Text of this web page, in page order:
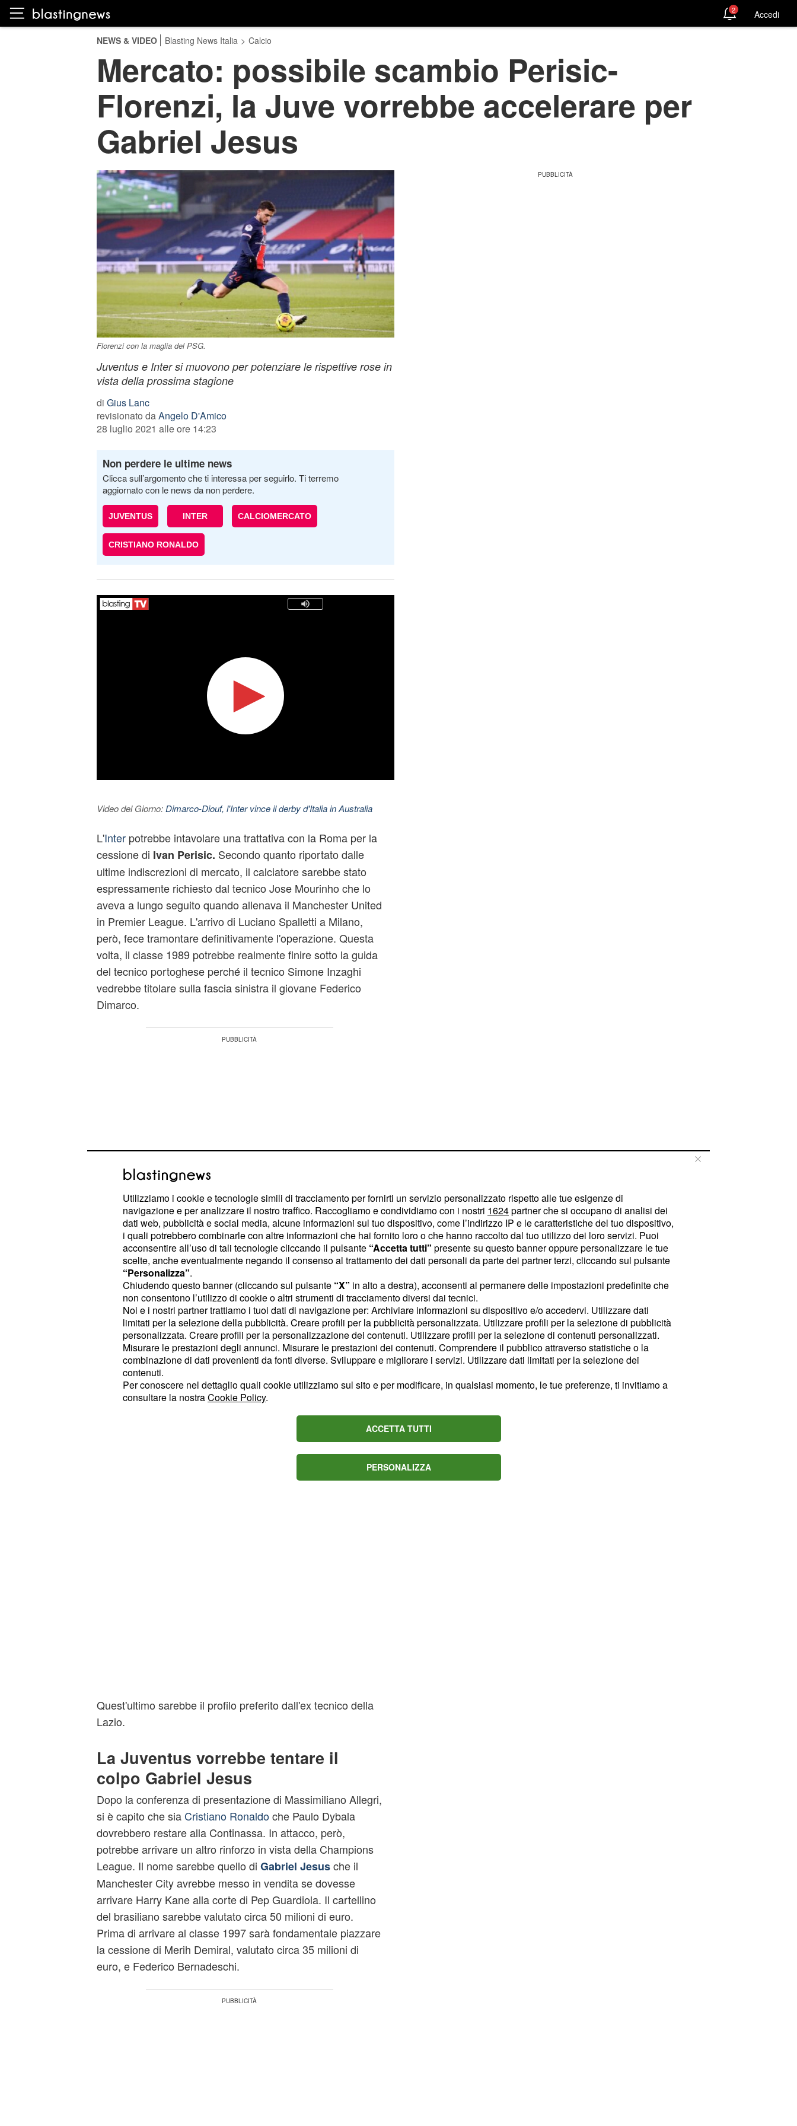
2 Accedi
NEWS & VIDEO Blasting News Italia > Calcio
Mercato: possibile scambio Perisic-
Florenzi, la Juve vorrebbe accelerare per
Gabriel Jesus
Florenzi con la maglia del PSG.
Juventus e Inter si muovono per potenziare le rispettive rose in
vista della prossima stagione
di Gius Lanc
revisionato daAngelo D'Amico
28 luglio 2021 alle ore 14:23
Non perdere le ultime news
Clicca sull’argomento che ti interessa per seguirlo. Ti terremo
aggiornato con le news da non perdere.
JUVENTUS INTER CALCIOMERCATO
CRISTIANO RONALDO
Video del Giorno: Dimarco-Diouf, l'Inter vince il derby d'Italia in Australia
L'Inter potrebbe intavolare una trattativa con la Roma per la
cessione di Ivan Perisic. Secondo quanto riportato dalle
ultime indiscrezioni di mercato, il calciatore sarebbe stato
espressamente richiesto dal tecnico Jose Mourinho che lo
aveva a lungo seguito quando allenava il Manchester United
in Premier League. L'arrivo di Luciano Spalletti a Milano,
però, fece tramontare definitivamente l'operazione. Questa
volta, il classe 1989 potrebbe realmente finire sotto la guida
del tecnico portoghese perché il tecnico Simone Inzaghi
vedrebbe titolare sulla fascia sinistra il giovane Federico
Dimarco.
Inoltre, lo stipendio da 4 milioni percepito dal croato sarebbe
troppo oneroso per un profilo non titolare dopo l'epidemia da
Coronavirus che ha costretto i club ad abbassare il tetto
ingaggi.
La Roma, dalla sua parte, potrebbe offrire uno scambio con
Alessandro Florenzi,che non vorrebbe restare a Trigoria
dopo essere tornato dal prestito al Paris Saint Germain.
L'operazione potrebbe concludersi con una fumata bianca
per i due calciatori percepiscono lo stesso stipendio e l'Inter
sarebbe alla ricerca di un terzino destro dopo la partenza di
Achraf Hakimi. I nerazzurri, però, non sarebbero molto
monitorando anche altre opzioni come Hector Bellerin e
Quest'ultimo sarebbe il profilo preferito dall'ex tecnico della
Lazio.
La Juventus vorrebbe tentare il
colpo Gabriel Jesus
Dopo la conferenza di presentazione di Massimiliano Allegri,
si è capito che sia Cristiano Ronaldoche Paulo Dybala
dovrebbero restare alla Continassa. In attacco, però,
potrebbe arrivare un altro rinforzo in vista della Champions
League. Il nome sarebbe quello di Gabriel Jesusche il
Manchester City avrebbe messo in vendita se dovesse
arrivare Harry Kane alla corte di Pep Guardiola. Il cartellino
del brasiliano sarebbe valutato circa 50 milioni di euro.
Prima di arrivare al classe 1997 sarà fondamentale piazzare
la cessione di Merih Demiral, valutato circa 35 milioni di
euro, e Federico Bernadeschi.
Utilizziamo i cookie e tecnologie simili di tracciamento per fornirti un servizio personalizzato rispetto alle tue esigenze di
navigazione e per analizzare il nostro traffico. Raccogliamo e condividiamo con i nostri 1624partner che si occupano di analisi dei
dati web, pubblicità e social media, alcune informazioni sul tuo dispositivo, come l’indirizzo IP e le caratteristiche del tuo dispositivo,
i quali potrebbero combinarle con altre informazioni che hai fornito loro o che hanno raccolto dal tuo utilizzo dei loro servizi. Puoi
acconsentire all’uso di tali tecnologie cliccando il pulsante “Accetta tutti” presente su questo banner oppure personalizzare le tue
scelte, anche eventualmente negando il consenso al trattamento dei dati personali da parte dei partner terzi, cliccando sul pulsante
“Personalizza”.
Chiudendo questo banner (cliccando sul pulsante “X” in alto a destra), acconsenti al permanere delle impostazioni predefinite che
non consentono l’utilizzo di cookie o altri strumenti di tracciamento diversi dai tecnici.
Noi e i nostri partner trattiamo i tuoi dati di navigazione per: Archiviare informazioni su dispositivo e/o accedervi. Utilizzare dati
limitati per la selezione della pubblicità. Creare profili per la pubblicità personalizzata. Utilizzare profili per la selezione di pubblicità
personalizzata. Creare profili per la personalizzazione dei contenuti. Utilizzare profili per la selezione di contenuti personalizzati.
Misurare le prestazioni degli annunci. Misurare le prestazioni dei contenuti. Comprendere il pubblico attraverso statistiche o la
combinazione di dati provenienti da fonti diverse. Sviluppare e migliorare i servizi. Utilizzare dati limitati per la selezione dei
contenuti.
Per conoscere nel dettaglio quali cookie utilizziamo sul sito e per modificare, in qualsiasi momento, le tue preferenze, ti invitiamo a
consultare la nostraCookie Policy.
ACCETTA TUTTI
PERSONALIZZA